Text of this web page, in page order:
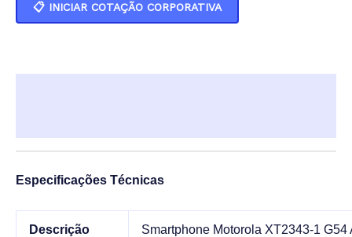
📋 INICIAR COTAÇÃO CORPORATIVA
Especificações Técnicas
Descrição Smartphone Motorola XT2343-1